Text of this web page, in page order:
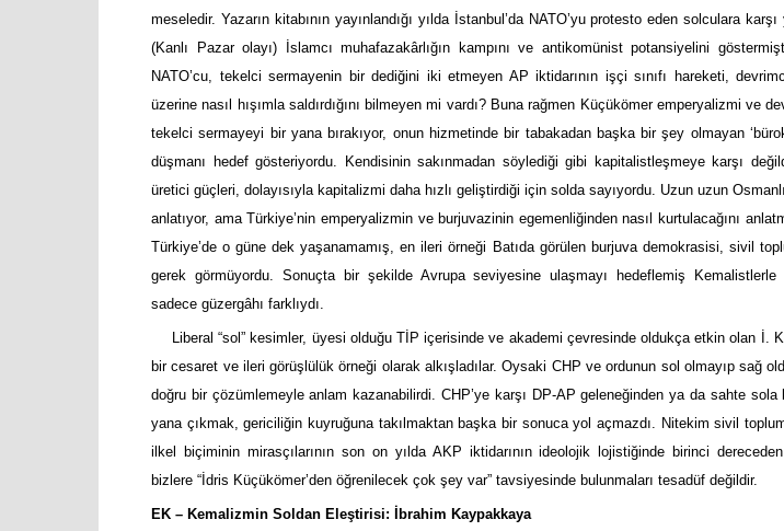
meseledir. Yazarın kitabının yayınlandığı yılda İstanbul’da NATO’yu protesto eden solculara karşı
(Kanlı Pazar olayı) İslamcı muhafazakârlığın kampını ve antikomünist potansiyelini
NATO’cu, tekelci sermayenin bir dediğini iki etmeyen AP iktidarının işçi sınıfı hareketi,
üzerine nasıl hışımla saldırdığını bilmeyen mi vardı? Buna rağmen Küçükömer emperyalizmi ve
tekelci sermayeyi bir yana bırakıyor, onun hizmetinde bir tabakadan başka bir şey olmayan
düşmanı hedef gösteriyordu. Kendisinin sakınmadan söylediği gibi kapitalistleşmeye karşı
üretici güçleri, dolayısıyla kapitalizmi daha hızlı geliştirdiği için solda sayıyordu. Uzun uzun
anlatıyor, ama Türkiye’nin emperyalizmin ve burjuvazinin egemenliğinden nasıl kurtulacağını
Türkiye’de o güne dek yaşanamamış, en ileri örneği Batıda görülen burjuva demokrasisi, sivil
gerek görmüyordu. Sonuçta bir şekilde Avrupa seviyesine ulaşmayı hedeflemiş Kemalistlerle
sadece güzergâhı farklıydı.
Liberal “sol” kesimler, üyesi olduğu TİP içerisinde ve akademi çevresinde oldukça etkin olan İ.
bir cesaret ve ileri görüşlülük örneği olarak alkışladılar. Oysaki CHP ve ordunun sol olmayıp sağ
doğru bir çözümlemeyle anlam kazanabilirdi. CHP’ye karşı DP-AP geleneğinden ya da sahte sola
yana çıkmak, gericiliğin kuyruğuna takılmaktan başka bir sonuca yol açmazdı. Nitekim sivil
ilkel biçiminin mirasçılarının son on yılda AKP iktidarının ideolojik lojistiğinde birinci
bizlere “İdris Küçükömer’den öğrenilecek çok şey var” tavsiyesinde bulunmaları tesadüf değildir.
EK – Kemalizmin Soldan Eleştirisi: İbrahim Kaypakkaya